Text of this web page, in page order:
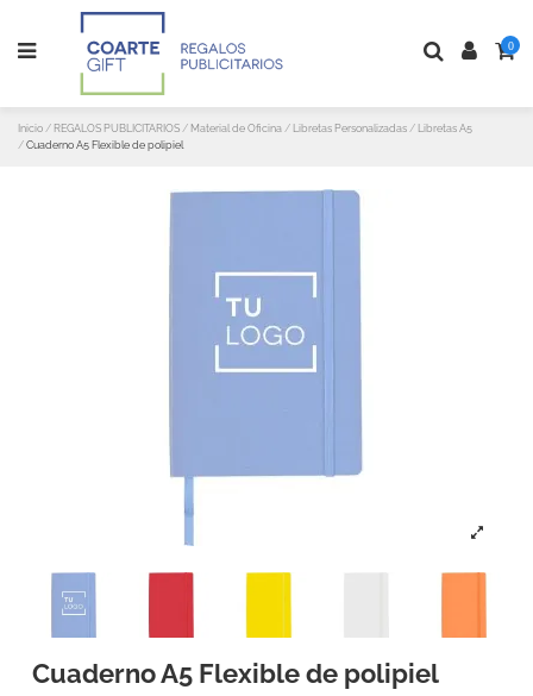
0
Inicio REGALOS PUBLICITARIOS Material de Oficina Libretas Personalizadas
Libretas A5
Cuaderno A5 Flexible de polipiel
Cuaderno A5 Flexible de polipiel